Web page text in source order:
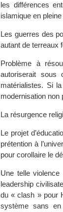
les différences
islamique en
Les guerres des
autant de terreaux
Problème à
autoriserait sous
matérialistes. Si
modernisation non
La résurgence
Le projet
prétention à
pour corollaire le
Une telle violence
leadership
du « clash » pour
système sans en